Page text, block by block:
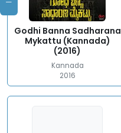
Godhi Banna Sadharana
Mykattu (Kannada)
(2016)
Kannada
2016